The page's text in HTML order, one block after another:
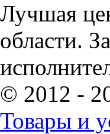
Лучшая
области.
© 2012 -
Товары и